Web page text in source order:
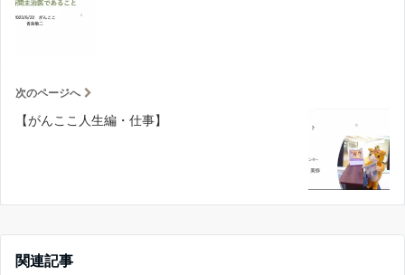
次のページへ
【がんここ人生編・仕事】
関連記事